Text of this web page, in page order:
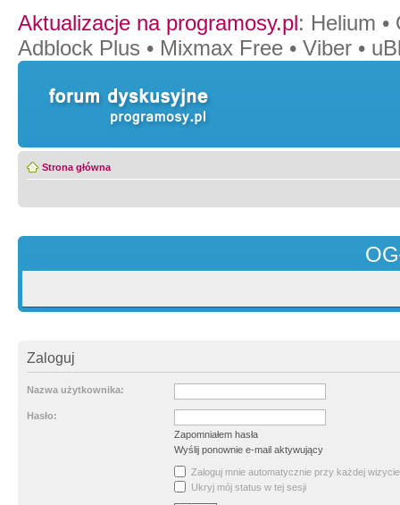
Aktualizacje na programosy.pl: Helium •
Adblock Plus • Mixmax Free • Viber •
Strona główna
Zaloguj
Nazwa użytkownika:
Hasło:
Zapomniałem hasła
Wyślij ponownie e-mail aktywujący
Zaloguj mnie automatycznie przy każdej wizycie
Ukryj mój status w tej sesji